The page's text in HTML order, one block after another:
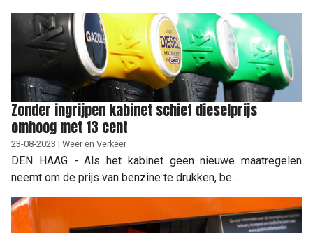
Zonder ingrijpen kabinet schiet dieselprijs
omhoog met 13 cent
23-08-2023 | Weer en Verkeer
DEN HAAG - Als het kabinet geen nieuwe maatregelen
neemt om de prijs van benzine te drukken, be...